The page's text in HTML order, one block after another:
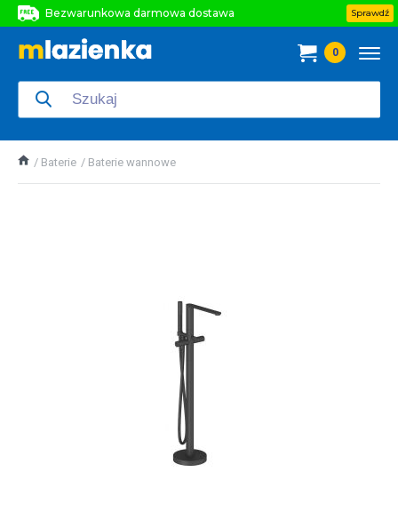
Bezwarunkowa darmowa dostawa
Bezwarunkowa darmowa dostawa
Sprawdź
0
Baterie Baterie wannowe